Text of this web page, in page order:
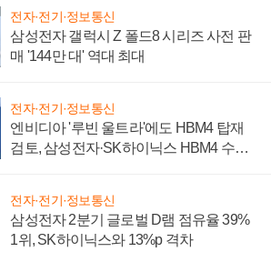
전자·전기·정보통신
삼성전자 갤럭시 Z 폴드8 시리즈 사전 판
매 '144만 대' 역대 최대
전자·전기·정보통신
엔비디아 '루빈 울트라'에도 HBM4 탑재
검토, 삼성전자·SK하이닉스 HBM4 수율
전자·전기·정보통신
삼성전자 2분기 글로벌 D램 점유율 39%
1위, SK하이닉스와 13%p 격차